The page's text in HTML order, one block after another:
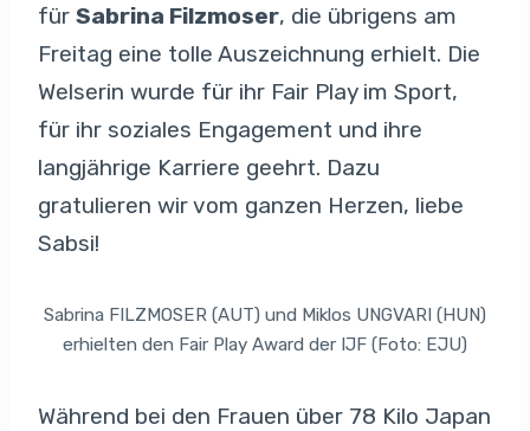
für Sabrina Filzmoser, die übrigens am
Freitag eine tolle Auszeichnung erhielt. Die
Welserin wurde für ihr Fair Play im Sport,
für ihr soziales Engagement und ihre
langjährige Karriere geehrt. Dazu
gratulieren wir vom ganzen Herzen, liebe
Sabsi!
Sabrina FILZMOSER (AUT) und Miklos UNGVARI (HUN)
erhielten den Fair Play Award der IJF (Foto: EJU)
Während bei den Frauen über 78 Kilo Japan